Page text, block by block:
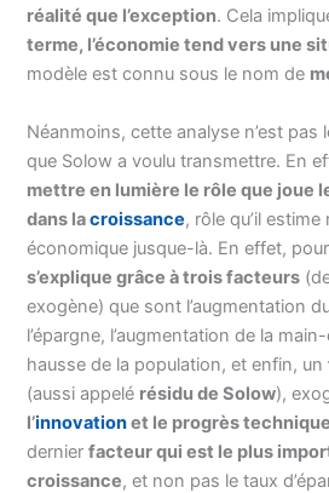
réalité que l’exception. Cela
terme, l’économie tend vers une
modèle est connu sous le nom de
Néanmoins, cette analyse n’est pas
que Solow a voulu transmettre. En
mettre en lumière le rôle que joue
dans lacroissance, rôle qu’il
économique jusque-là. En effet,
s’explique grâce à trois facteurs
exogène) que sont l’augmentation
l’épargne, l’augmentation de la
hausse de la population, et enfin, un
(aussi appelé résidu de Solow),
l’innovationet le progrès technique
dernierfacteur qui est le plus
croissance, et non pas le taux